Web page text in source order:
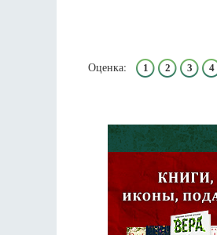
Оценка: 1 2 3 4